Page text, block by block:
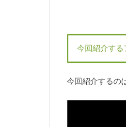
今回紹介する
今回紹介するの